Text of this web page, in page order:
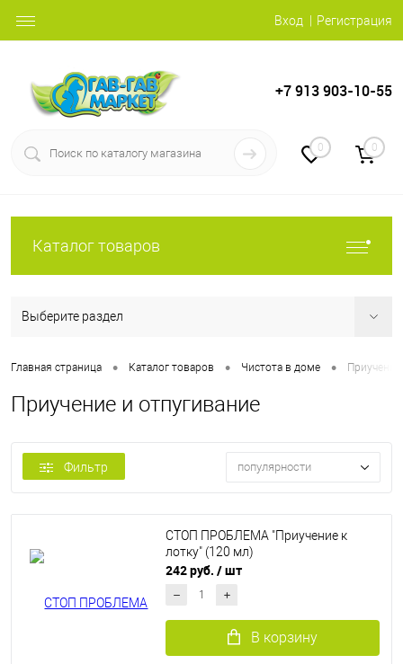
Вход Регистрация
+7 913 903-10-55
0 0
Каталог товаров
Выберите раздел
Главная страница • Каталог товаров • Чистота в доме •
Приучение и отпугивание
Фильтр популярности
СТОП ПРОБЛЕМА "Приучение к
лотку" (120 мл)
242 руб. / шт
В корзину